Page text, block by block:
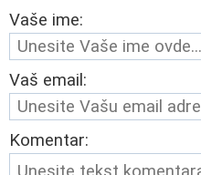
Vaše ime:
Vaš email:
Komentar: